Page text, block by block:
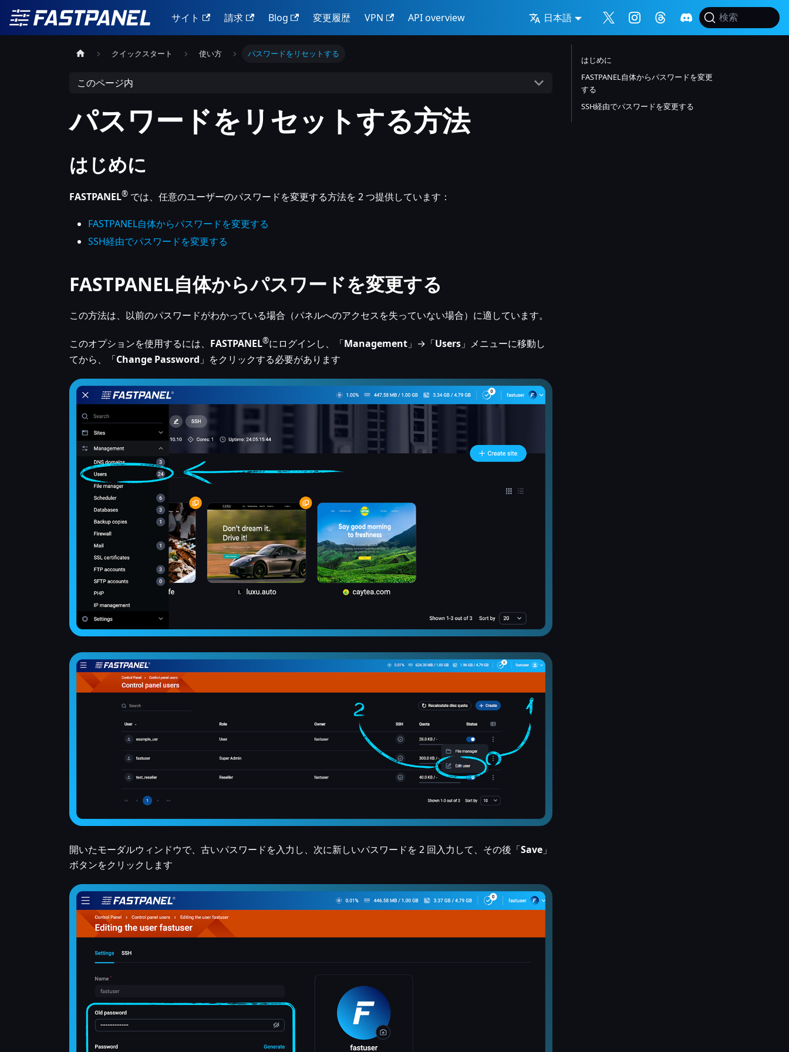
サイト 請求 Blog 変更履歴 VPN API overview 日本語 検索
クイックスタート 使い方 パスワードをリセットする
このページ内
パスワードをリセットする方法
はじめに
FASTPANEL® では、任意のユーザーのパスワードを変更する方法を 2 つ提供しています：
FASTPANEL自体からパスワードを変更する
SSH経由でパスワードを変更する
FASTPANEL自体からパスワードを変更する
この方法は、以前のパスワードがわかっている場合（パネルへのアクセスを失っていない場合）に適しています。
このオプションを使用するには、 FASTPANEL®にログインし、「Management」→「Users」メニューに移動し
てから、「Change Password 」をクリックする必要があります
開いたモーダルウィンドウで、古いパスワードを入力し、次に新しいパスワードを 2 回入力して、その後「Save」
ボタンをクリックします
はじめに
FASTPANEL自体からパスワードを変更
する
SSH経由でパスワードを変更する